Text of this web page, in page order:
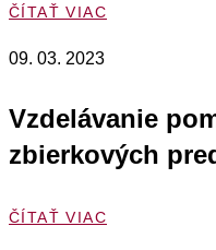
ČÍTAŤ VIAC
09. 03. 2023
Vzdelávanie
zbierkových
ČÍTAŤ VIAC